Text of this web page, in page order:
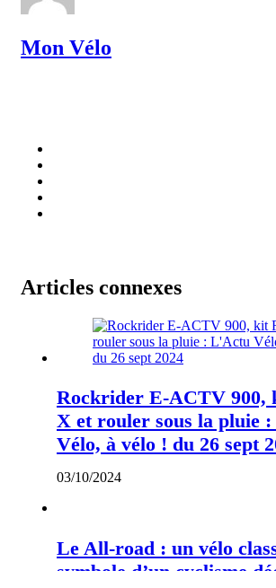
Mon Vélo
Articles connexes
Rockrider E-ACTV 900,
X et rouler sous la pluie :
Vélo, à vélo ! du 26 sept
03/10/2024
Le All-road : un vélo
symbole d’un cyclisme